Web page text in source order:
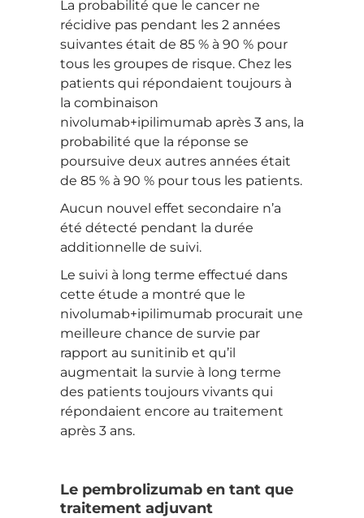
La probabilité que le cancer ne
récidive pas pendant les 2 années
suivantes était de 85 % à 90 % pour
tous les groupes de risque. Chez les
patients qui répondaient toujours à
la combinaison
nivolumab+ipilimumab après 3 ans, la
probabilité que la réponse se
poursuive deux autres années était
de 85 % à 90 % pour tous les patients.
Aucun nouvel effet secondaire n’a
été détecté pendant la durée
additionnelle de suivi.
Le suivi à long terme effectué dans
cette étude a montré que le
nivolumab+ipilimumab procurait une
meilleure chance de survie par
rapport au sunitinib et qu’il
augmentait la survie à long terme
des patients toujours vivants qui
répondaient encore au traitement
après 3 ans.
Le pembrolizumab en tant que
traitement adjuvant